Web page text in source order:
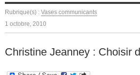
Rubrique(s) : Vases communicants
1 octobre, 2010
Christine Jeanney : Choisir